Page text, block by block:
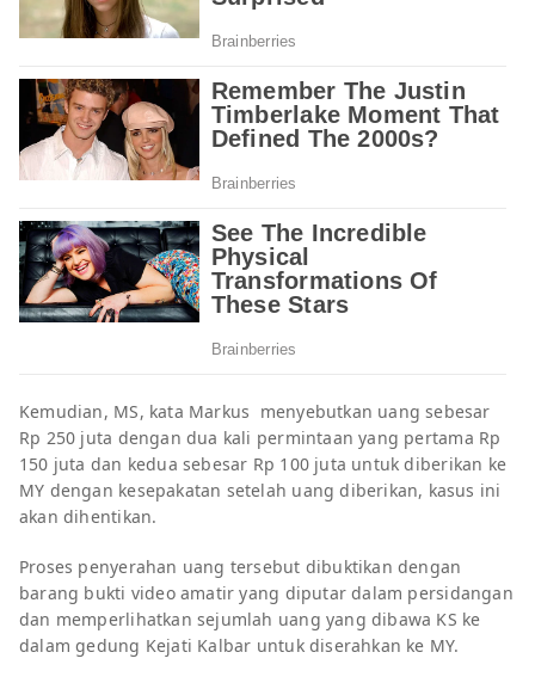
Kemudian, MS, kata Markus menyebutkan uang sebesar
Rp 250 juta dengan dua kali permintaan yang pertama Rp
150 juta dan kedua sebesar Rp 100 juta untuk diberikan ke
MY dengan kesepakatan setelah uang diberikan, kasus ini
akan dihentikan.
Proses penyerahan uang tersebut dibuktikan dengan
barang bukti video amatir yang diputar dalam persidangan
dan memperlihatkan sejumlah uang yang dibawa KS ke
dalam gedung Kejati Kalbar untuk diserahkan ke MY.